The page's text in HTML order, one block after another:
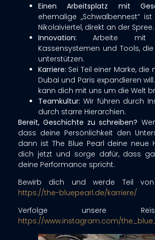
Einen Arbeitsplatz mit
ehemalige „Schwalbennest“
Nikolaiviertel, direkt an der Spree.
Innovation: Arbeite mit
Kassensystemen und Tools,
unterstützen.
Karriere: Sei Teil einer Marke, die
Dubai und Paris expandieren
kann dich mit uns um die Welt
Teamkultur: Wir führen durch
durch starre Hierarchien.
Bereit, Geschichte zu schreiben?
dass deine Persönlichkeit den
dann ist The Blue Pearl deine neue
dich jetzt und sorge dafür, dass
deine Performance spricht.
Bewirb dich und werde Teil von
https://the-bluepearl.de/karriere/
Verfolge unsere
https://www.instagram.com/